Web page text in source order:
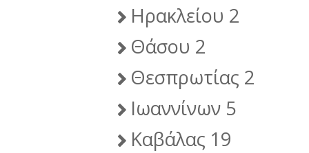
Ηρακλείου 2
Θάσου 2
Θεσπρωτίας 2
Ιωαννίνων 5
Καβάλας 19